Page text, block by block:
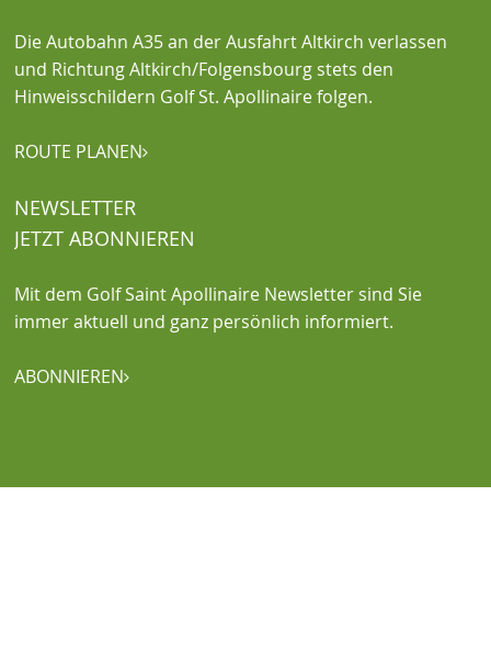
Die Autobahn A35 an der Ausfahrt Altkirch verlassen
und Richtung Altkirch/Folgensbourg stets den
Hinweisschildern Golf St. Apollinaire folgen.
ROUTE PLANEN
NEWSLETTER
JETZT ABONNIEREN
Mit dem Golf Saint Apollinaire Newsletter sind Sie
immer aktuell und ganz persönlich informiert.
ABONNIEREN